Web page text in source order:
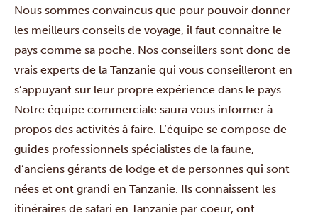
Nous sommes convaincus que pour pouvoir donner
les meilleurs conseils de voyage, il faut connaitre le
pays comme sa poche. Nos conseillers sont donc de
vrais experts de la Tanzanie qui vous conseilleront en
s’appuyant sur leur propre expérience dans le pays.
Notre équipe commerciale saura vous informer à
propos des activités à faire. L’équipe se compose de
guides professionnels spécialistes de la faune,
d’anciens gérants de lodge et de personnes qui sont
nées et ont grandi en Tanzanie. Ils connaissent les
itinéraires de safari en Tanzanie par coeur, ont